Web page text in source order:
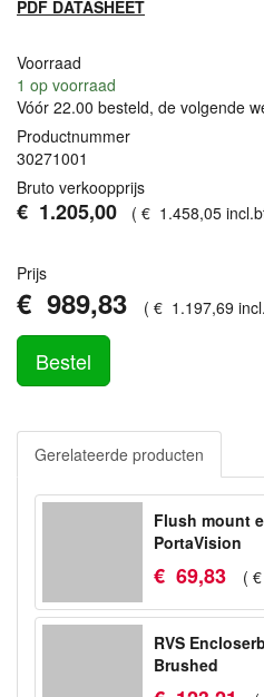
PDF DATASHEET
Voorraad
1 op voorraad
Vóór 22.00 besteld, de volgende
Productnummer
30271001
Bruto verkoopprijs
€ 1.205,00 ( € 1.458,05
Prijs
€ 989,83 ( € 1.197,69
Bestel
Gerelateerde producten
Flush mount
PortaVision
€ 69,83 ( €
RVS
Brushed